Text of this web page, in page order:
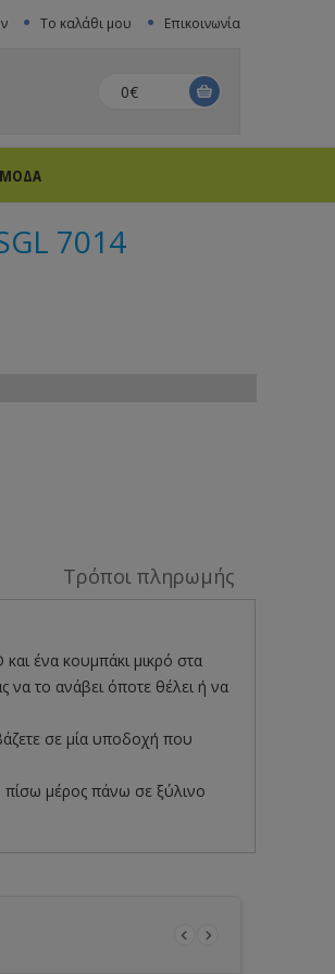
Το καλάθι μου Επικοινωνία
0€
ΜΟΔΑ
7014
Τρόποι πληρωμής
ένα κουμπάκι μικρό στα
να το ανάβει όποτε θέλει ή να
σε μία υποδοχή που
πίσω μέρος πάνω σε ξύλινο